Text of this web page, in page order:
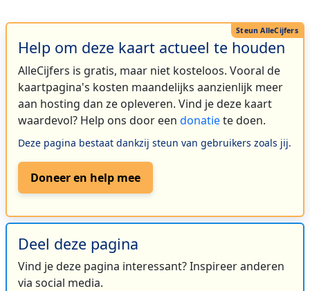
Help om deze kaart actueel te houden
AlleCijfers is gratis, maar niet kosteloos. Vooral de
kaartpagina's kosten maandelijks aanzienlijk meer
aan hosting dan ze opleveren. Vind je deze kaart
waardevol? Help ons door een donatiete doen.
Deze pagina bestaat dankzij steun van gebruikers zoals jij.
Doneer en help mee
Deel deze pagina
Vind je deze pagina interessant? Inspireer anderen
via social media.